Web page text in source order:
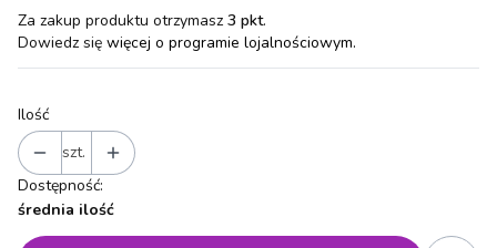
Za zakup produktu otrzymasz 3 pkt.
Dowiedz się więcej o programie lojalnościowym.
Ilość
szt.
Dostępność:
średnia ilość